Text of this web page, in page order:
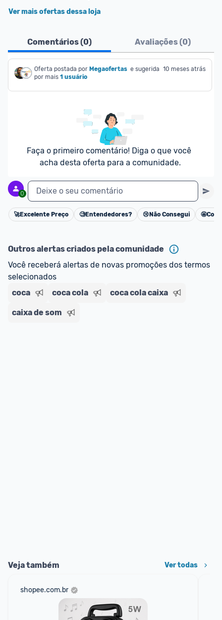
Ver mais ofertas dessa loja
Comentários (0) Avaliações (0)
Oferta postada por Megaofertas e sugerida
por mais 1 usuário
10 meses atrás
Faça o primeiro comentário! Diga o que você
acha desta oferta para a comunidade.
0 Deixe o seu comentário
Cancelar
🚀Excelente Preço 🧐Entendedores? 😢 Não Consegui 🤩
Outros alertas criados pela comunidade
Você receberá alertas de novas promoções dos termos
selecionados
coca
coca cola coca cola caixa
caixa de som
Veja também Ver todas
shopee.com.br